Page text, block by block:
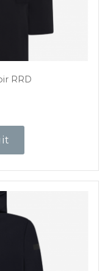
RRD